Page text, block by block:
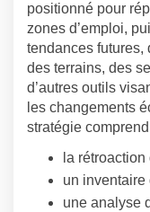
positionné pour
zones d’emploi,
tendances futures,
des terrains, des
d’autres outils
les changements
stratégie comprend
la
un inventaire
une analyse